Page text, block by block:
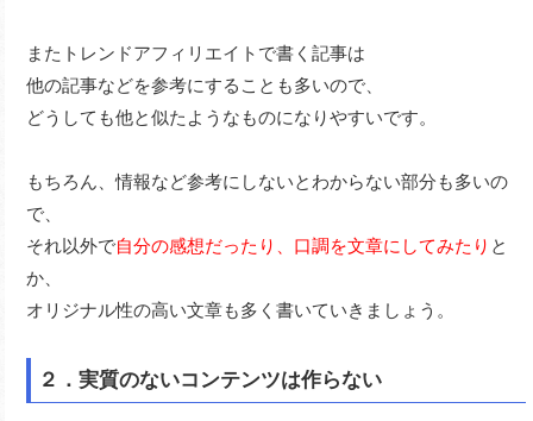
またトレンドアフィリエイトで書く記事は
他の記事などを参考にすることも多いので、
どうしても他と似たようなものになりやすいです。
もちろん、情報など参考にしないとわからない部分も多いの
で、
それ以外で自分の感想だったり、口調を文章にしてみたり と
か、
オリジナル性の高い文章も多く書いていきましょう。
２．実質のないコンテンツは作らない